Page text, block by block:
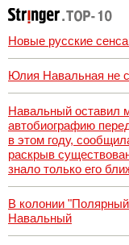
Новые русские
Юлия Навальная не
Навальный оставил
автобиографию
в этом году,
раскрыв
знало только его
В колонии
Навальный